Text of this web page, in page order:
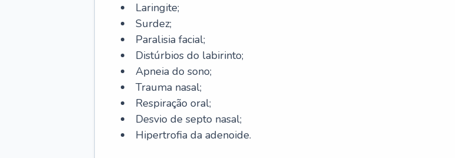
Laringite;
Surdez;
Paralisia facial;
Distúrbios do labirinto;
Apneia do sono;
Trauma nasal;
Respiração oral;
Desvio de septo nasal;
Hipertrofia da adenoide.